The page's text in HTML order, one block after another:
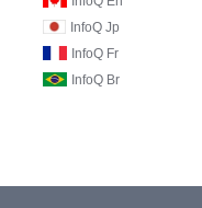
InfoQ Jp
InfoQ Fr
InfoQ Br